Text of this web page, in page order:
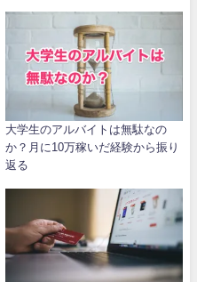
大学生のアルバイトは無駄なの
か？月に10万稼いだ経験から振り
返る